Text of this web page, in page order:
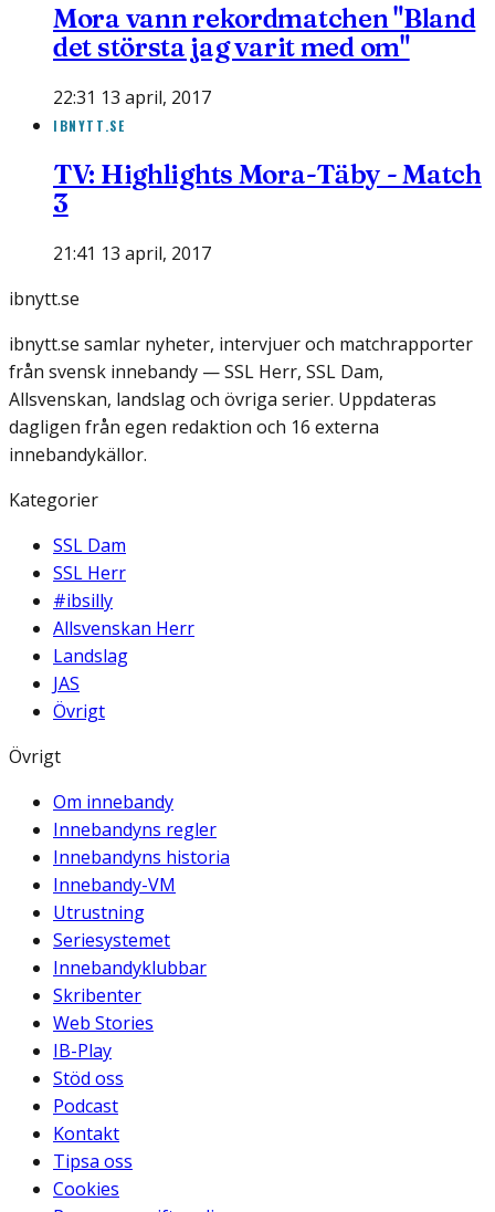
Mora vann rekordmatchen "Bland
det största jag varit med om"
22:31 13 april, 2017
IBNYTT.SE
TV: Highlights Mora-Täby - Match
3
21:41 13 april, 2017
ibnytt.se
ibnytt.se samlar nyheter, intervjuer och matchrapporter
från svensk innebandy — SSL Herr, SSL Dam,
Allsvenskan, landslag och övriga serier. Uppdateras
dagligen från egen redaktion och 16 externa
innebandykällor.
Kategorier
SSL Dam
SSL Herr
#ibsilly
Allsvenskan Herr
Landslag
JAS
Övrigt
Övrigt
Om innebandy
Innebandyns regler
Innebandyns historia
Innebandy-VM
Utrustning
Seriesystemet
Innebandyklubbar
Skribenter
Web Stories
IB-Play
Stöd oss
Podcast
Kontakt
Tipsa oss
Cookies